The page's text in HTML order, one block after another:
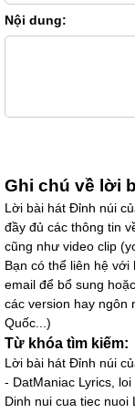
Nội dung:
Ghi chú về lời
Lời bài hát Đỉnh núi
đầy đủ các thông tin
cũng như video clip
Bạn có thể liên hệ
email để bổ sung
các version hay ngôn
Quốc...)
Từ khóa tìm kiếm:
Lời bài hát Đỉnh núi
- DatManiac Lyrics,
Dinh nui cua tiec nuoi